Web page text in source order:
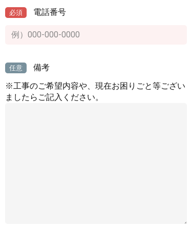
必須 電話番号
任意
備考
※工事のご希望内容や、現在お困りごと等ござい
ましたらご記入ください。